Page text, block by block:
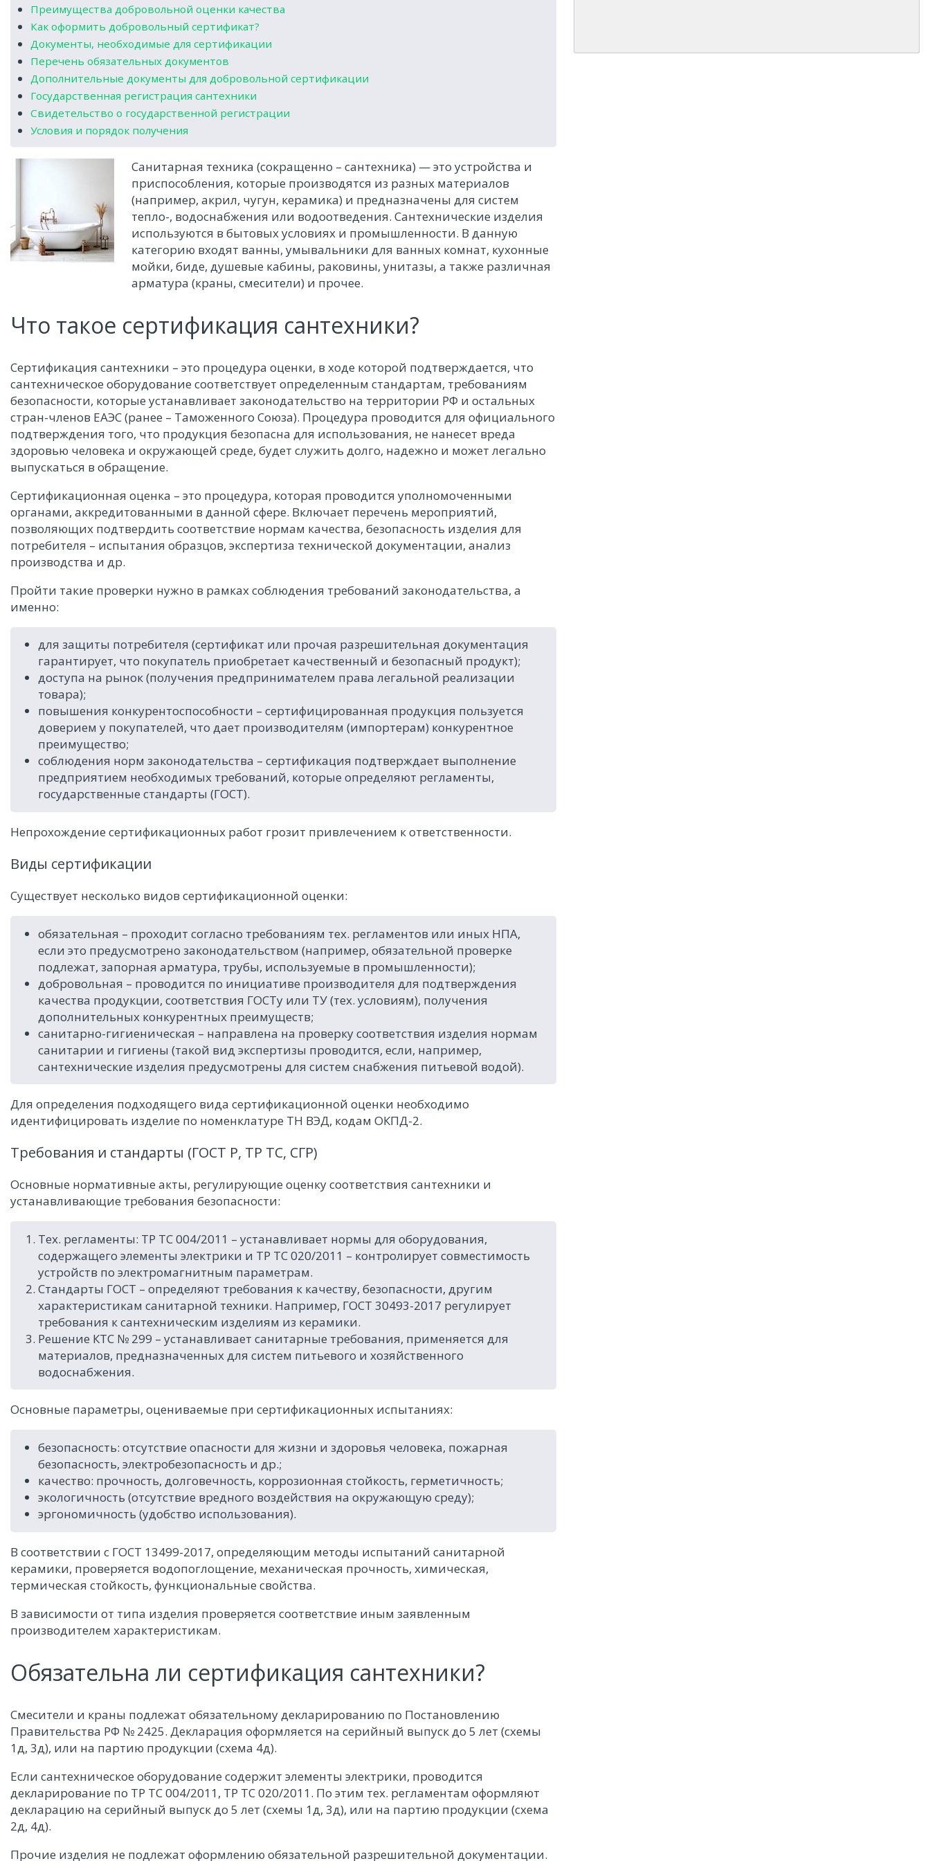
Преимущества добровольной оценки качества
Как оформить добровольный сертификат?
Документы, необходимые для сертификации
Перечень обязательных документов
Дополнительные документы для добровольной сертификации
Государственная регистрация сантехники
Свидетельство о государственной регистрации
Условия и порядок получения
Санитарная техника (сокращенно – сантехника) — это устройства и
приспособления, которые производятся из разных материалов
(например, акрил, чугун, керамика) и предназначены для систем
тепло-, водоснабжения или водоотведения. Сантехнические изделия
используются в бытовых условиях и промышленности. В данную
категорию входят ванны, умывальники для ванных комнат, кухонные
мойки, биде, душевые кабины, раковины, унитазы, а также различная
арматура (краны, смесители) и прочее.
Что такое сертификация сантехники?
Сертификация сантехники – это процедура оценки, в ходе которой подтверждается, что
сантехническое оборудование соответствует определенным стандартам, требованиям
безопасности, которые устанавливает законодательство на территории РФ и остальных
стран-членов ЕАЭС (ранее – Таможенного Союза). Процедура проводится для официального
подтверждения того, что продукция безопасна для использования, не нанесет вреда
здоровью человека и окружающей среде, будет служить долго, надежно и может легально
выпускаться в обращение.
Сертификационная оценка – это процедура, которая проводится уполномоченными
органами, аккредитованными в данной сфере. Включает перечень мероприятий,
позволяющих подтвердить соответствие нормам качества, безопасность изделия для
потребителя – испытания образцов, экспертиза технической документации, анализ
производства и др.
Пройти такие проверки нужно в рамках соблюдения требований законодательства, а
именно:
для защиты потребителя (сертификат или прочая разрешительная документация
гарантирует, что покупатель приобретает качественный и безопасный продукт);
доступа на рынок (получения предпринимателем права легальной реализации
товара);
повышения конкурентоспособности – сертифицированная продукция пользуется
доверием у покупателей, что дает производителям (импортерам) конкурентное
преимущество;
соблюдения норм законодательства – сертификация подтверждает выполнение
предприятием необходимых требований, которые определяют регламенты,
государственные стандарты (ГОСТ).
Непрохождение сертификационных работ грозит привлечением к ответственности.
Виды сертификации
Существует несколько видов сертификационной оценки:
обязательная – проходит согласно требованиям тех. регламентов или иных НПА,
если это предусмотрено законодательством (например, обязательной проверке
подлежат, запорная арматура, трубы, используемые в промышленности);
добровольная – проводится по инициативе производителя для подтверждения
качества продукции, соответствия ГОСТу или ТУ (тех. условиям), получения
дополнительных конкурентных преимуществ;
санитарно-гигиеническая – направлена на проверку соответствия изделия нормам
санитарии и гигиены (такой вид экспертизы проводится, если, например,
сантехнические изделия предусмотрены для систем снабжения питьевой водой).
Для определения подходящего вида сертификационной оценки необходимо
идентифицировать изделие по номенклатуре ТН ВЭД, кодам ОКПД-2.
Требования и стандарты (ГОСТ Р, ТР ТС, СГР)
Основные нормативные акты, регулирующие оценку соответствия сантехники и
устанавливающие требования безопасности:
Тех. регламенты: ТР ТС 004/2011 – устанавливает нормы для оборудования,
содержащего элементы электрики и ТР ТС 020/2011 – контролирует совместимость
устройств по электромагнитным параметрам.
Стандарты ГОСТ – определяют требования к качеству, безопасности, другим
характеристикам санитарной техники. Например, ГОСТ 30493-2017 регулирует
требования к сантехническим изделиям из керамики.
Решение КТС № 299 – устанавливает санитарные требования, применяется для
материалов, предназначенных для систем питьевого и хозяйственного
водоснабжения.
Основные параметры, оцениваемые при сертификационных испытаниях:
безопасность: отсутствие опасности для жизни и здоровья человека, пожарная
безопасность, электробезопасность и др.;
качество: прочность, долговечность, коррозионная стойкость, герметичность;
экологичность (отсутствие вредного воздействия на окружающую среду);
эргономичность (удобство использования).
В соответствии с ГОСТ 13499-2017, определяющим методы испытаний санитарной
керамики, проверяется водопоглощение, механическая прочность, химическая,
термическая стойкость, функциональные свойства.
В зависимости от типа изделия проверяется соответствие иным заявленным
производителем характеристикам.
Обязательна ли сертификация сантехники?
Смесители и краны подлежат обязательному декларированию по Постановлению
Правительства РФ № 2425. Декларация оформляется на серийный выпуск до 5 лет (схемы
1д, 3д), или на партию продукции (схема 4д).
Если сантехническое оборудование содержит элементы электрики, проводится
декларирование по ТР ТС 004/2011, ТР ТС 020/2011. По этим тех. регламентам оформляют
декларацию на серийный выпуск до 5 лет (схемы 1д, 3д), или на партию продукции (схема
2д, 4д).
Прочие изделия не подлежат оформлению обязательной разрешительной документации.